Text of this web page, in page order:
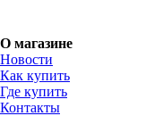
О магазине
Новости
Как купить
Где купить
Контакты